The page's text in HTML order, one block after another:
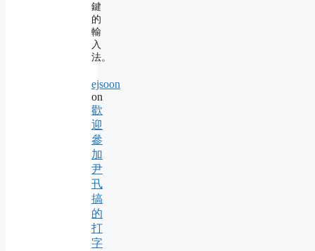
鍵
的
輸
入
法。
ejsoon
on
歡
迎
參
加
尹
卂
搞
的
打
字